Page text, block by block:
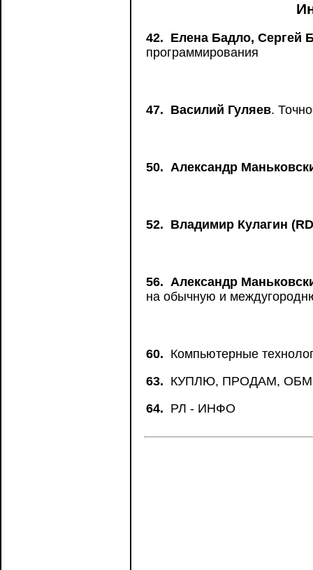
42. Елена Бадло, Сергей
программирования
47. Василий Гуляев.
50. Александр
52. Владимир Кулагин
56. Александр
на обычную и
60. Компьютерные
63. КУПЛЮ, ПРОДАМ,
64. РЛ - ИНФО